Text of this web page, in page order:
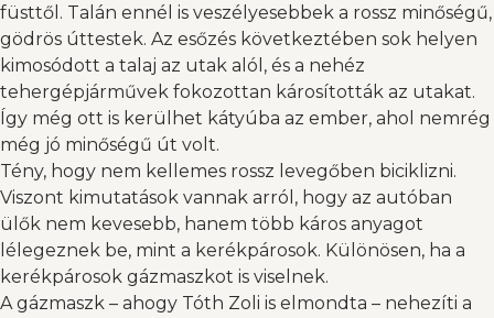
füsttől. Talán ennél is veszélyesebbek a rossz minőségű,
gödrös úttestek. Az esőzés következtében sok helyen
kimosódott a talaj az utak alól, és a nehéz
tehergépjárművek fokozottan károsították az utakat.
Így még ott is kerülhet kátyúba az ember, ahol nemrég
még jó minőségű út volt.
Tény, hogy nem kellemes rossz levegőben biciklizni.
Viszont kimutatások vannak arról, hogy az autóban
ülők nem kevesebb, hanem több káros anyagot
lélegeznek be, mint a kerékpárosok. Különösen, ha a
kerékpárosok gázmaszkot is viselnek.
A gázmaszk – ahogy Tóth Zoli is elmondta – nehezíti a